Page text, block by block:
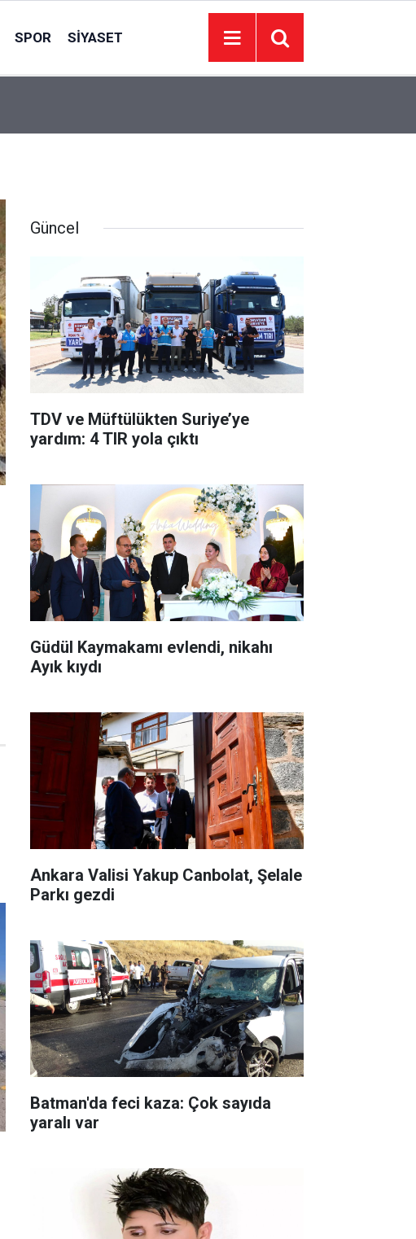
SPOR SIYASET
Güncel
TDV ve Müftülükten Suriye’ye
yardım: 4 TIR yola çıktı
Güdül Kaymakamı evlendi, nikahı
Ayık kıydı
Ankara Valisi Yakup Canbolat, Şelale
Parkı gezdi
Batman'da feci kaza: Çok sayıda
yaralı var